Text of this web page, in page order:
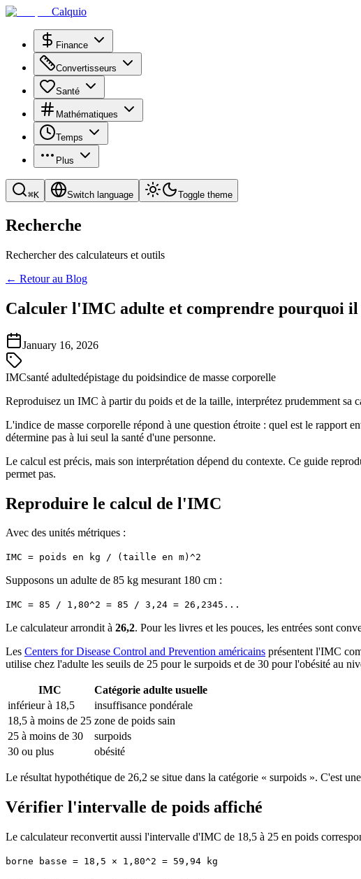
Calquio
Finance
Convertisseurs
Santé
Mathématiques
Temps
Plus
⌘K Switch language Toggle theme
Recherche
Rechercher des calculateurs et outils
← Retour au Blog
Calculer l'IMC adulte et comprendre pourquoi il
January 16, 2026
IMCsanté adultedépistage du poidsindice de masse corporelle
Reproduisez un IMC à partir du poids et de la taille, interprétez prudemment sa
L'indice de masse corporelle répond à une question étroite : quel est le rapport
détermine pas à lui seul la santé d'une personne.
Le calcul est précis, mais son interprétation dépend du contexte. Ce guide
permet pas.
Reproduire le calcul de l'IMC
Avec des unités métriques :
IMC = poids en kg / (taille en m)^2
Supposons un adulte de 85 kg mesurant 180 cm :
IMC = 85 / 1,80^2 = 85 / 3,24 = 26,2345...
Le calculateur arrondit à 26,2. Pour les livres et les pouces, les entrées sont
Les Centers for Disease Control and Prevention américains présentent l'IMC
utilise chez l'adulte les seuils de 25 pour le surpoids et de 30 pour l'obésité au
IMC
Catégorie adulte usuelle
inférieur à 18,5
insuffisance pondérale
18,5 à moins de 25 zone de poids sain
25 à moins de 30
surpoids
30 ou plus
obésité
Le résultat hypothétique de 26,2 se situe dans la catégorie « surpoids ». C'est
Vérifier l'intervalle de poids affiché
Le calculateur reconvertit aussi l'intervalle d'IMC de 18,5 à 25 en poids
borne basse = 18,5 × 1,80^2 = 59,94 kg